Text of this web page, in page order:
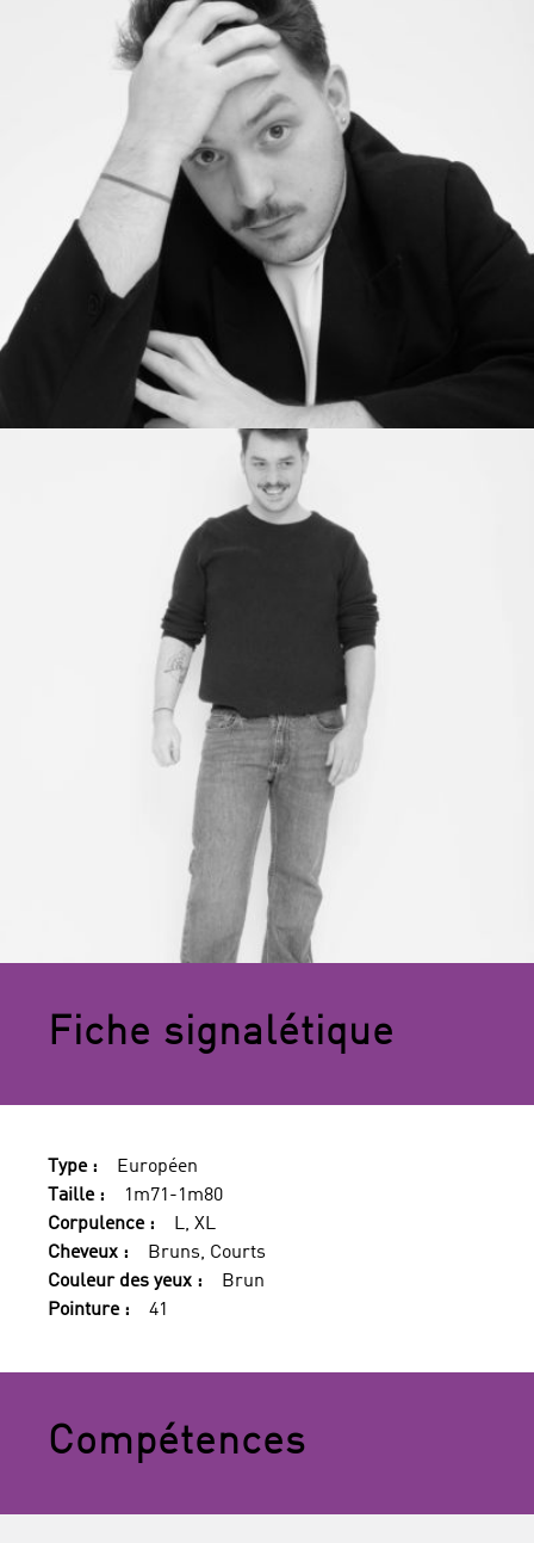
Fiche signalétique
Type :
Européen
Taille :
1m71-1m80
Corpulence :
L, XL
Cheveux :
Bruns, Courts
Couleur des yeux :
Brun
Pointure :
41
Compétences